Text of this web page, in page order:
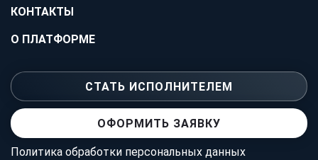
КОНТАКТЫ
О ПЛАТФОРМЕ
СТАТЬ ИСПОЛНИТЕЛЕМ
ОФОРМИТЬ ЗАЯВКУ
Политика обработки персональных данных